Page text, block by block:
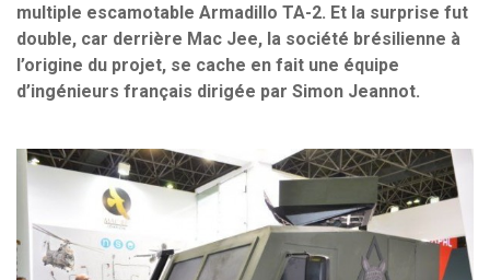
multiple escamotable Armadillo TA-2. Et la surprise fut
double, car derrière Mac Jee, la société brésilienne à
l’origine du projet, se cache en fait une équipe
d’ingénieurs français dirigée par Simon Jeannot.